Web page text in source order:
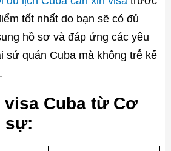
tốt nhất do bạn sẽ có đủ
hồ sơ và đáp ứng các yêu
sứ quán Cuba mà không trễ kế
Cuba từ Cơ
sự: